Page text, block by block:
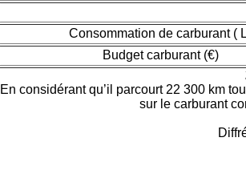
Consommation de carburant (
Budget carburant (€)
En considérant qu’il parcourt 22 300 km
sur le carburant